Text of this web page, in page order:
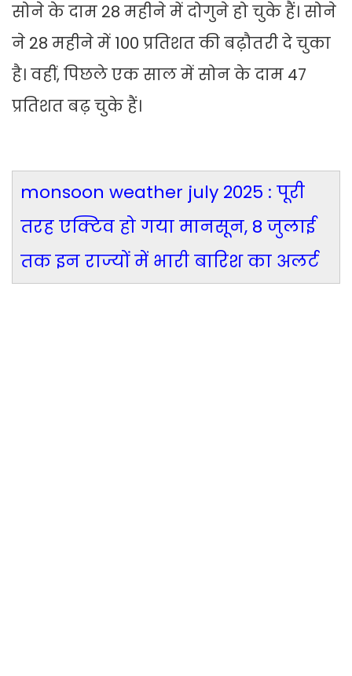
सोने के दाम 28 महीने में दोगुने हो चुके हैं। सोने
ने 28 महीने में 100 प्रतिशत की बढ़ौतरी दे चुका
है। वहीं, पिछले एक साल में सोन के दाम 47
प्रतिशत बढ़ चुके हैं।
monsoon weather july 2025 : पूरी
तरह एक्टिव हो गया मानसून, 8 जुलाई
तक इन राज्यों में भारी बारिश का अलर्ट